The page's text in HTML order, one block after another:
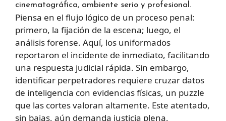
cinematográfica, ambiente serio y profesional.
Piensa en el flujo lógico de un proceso penal:
primero, la fijación de la escena; luego, el
análisis forense. Aquí, los uniformados
reportaron el incidente de inmediato, facilitando
una respuesta judicial rápida. Sin embargo,
identificar perpetradores requiere cruzar datos
de inteligencia con evidencias físicas, un puzzle
que las cortes valoran altamente. Este atentado,
sin bajas, aún demanda justicia plena,